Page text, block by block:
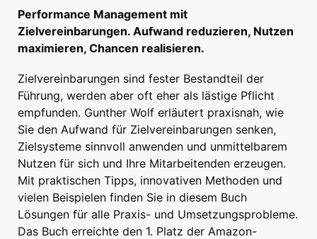
Performance Management mit
Zielvereinbarungen. Aufwand reduzieren, Nutzen
maximieren, Chancen realisieren.
Zielvereinbarungen sind fester Bestandteil der
Führung, werden aber oft eher als lästige Pflicht
empfunden. Gunther Wolf erläutert praxisnah, wie
Sie den Aufwand für Zielvereinbarungen senken,
Zielsysteme sinnvoll anwenden und unmittelbarem
Nutzen für sich und Ihre Mitarbeitenden erzeugen.
Mit praktischen Tipps, innovativen Methoden und
vielen Beispielen finden Sie in diesem Buch
Lösungen für alle Praxis- und Umsetzungsprobleme.
Das Buch erreichte den 1. Platz der Amazon-